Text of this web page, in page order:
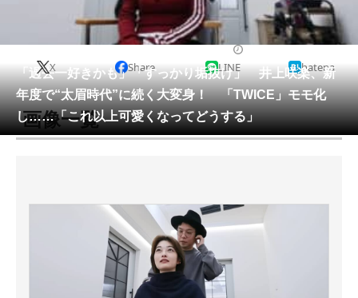
教育・育児
リサーチ
会員記事
メディア
注目記事を集めた総合ページ
スマホと通信の最新トレンド
進化するPCとデバイスの未来
好きが集まる 比べて選べる
「過去一好きかも」「すっかり垢抜け」 井上咲楽、新
年度で“太眉時代”に続く大変身！ 「TWICE」モモ化
し……「これ以上可愛くなってどうする」
X Share LINE hatena
画像一覧